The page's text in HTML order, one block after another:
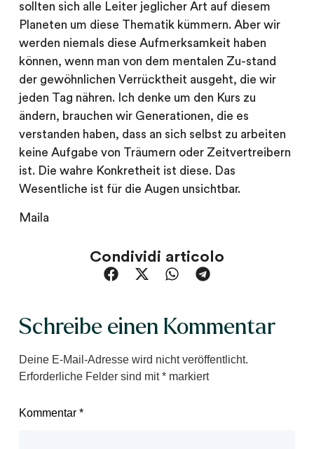
sollten sich alle Leiter jeglicher Art auf diesem
Planeten um diese Thematik kümmern. Aber wir
werden niemals diese Aufmerksamkeit haben
können, wenn man von dem mentalen Zu-stand
der gewöhnlichen Verrücktheit ausgeht, die wir
jeden Tag nähren. Ich denke um den Kurs zu
ändern, brauchen wir Generationen, die es
verstanden haben, dass an sich selbst zu arbeiten
keine Aufgabe von Träumern oder Zeitvertreibern
ist. Die wahre Konkretheit ist diese. Das
Wesentliche ist für die Augen unsichtbar.
Maila
Condividi articolo
Schreibe einen Kommentar
Deine E-Mail-Adresse wird nicht veröffentlicht.
Erforderliche Felder sind mit*markiert
Kommentar *